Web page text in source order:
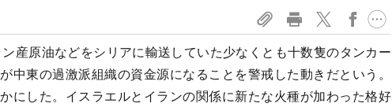
産原油などをシリアに輸送していた少なくとも十数隻のタンカー
中東の過激派組織の資金源になることを警戒した動きだという。
にした。イスラエルとイランの関係に新たな火種が加わった格好